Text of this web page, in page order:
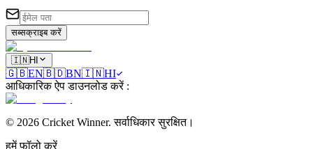
सब्सक्राइब करें
🇮🇳HI
🇬🇧EN🇧🇩BN🇮🇳HI
आधिकारिक ऐप डाउनलोड करें:
© 2026 Cricket Winner.सर्वाधिकार सुरक्षित।
हमें फॉलो करें